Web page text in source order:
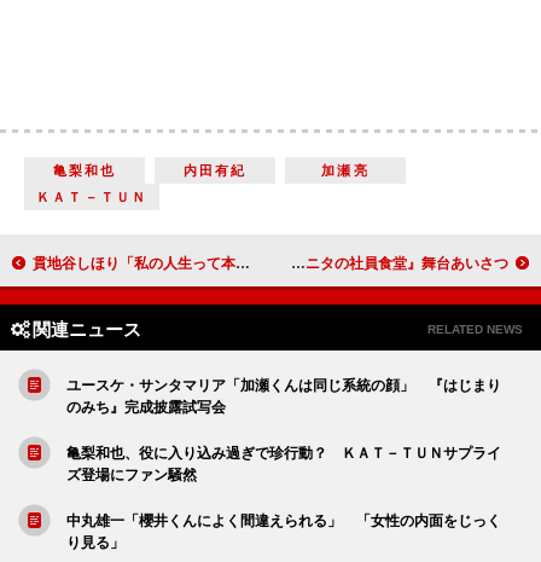
亀梨和也 内田有紀
加瀬亮
ＫＡＴ－ＴＵＮ
貫地谷しほり「私の人生って本当にハッピーだな」 初主演作公開初日に感極まり涙 優香「中身は肉食な感じの人がいい」 『体脂肪計タニタの社員食堂』舞台あいさつ
関連ニュース RELATED NEWS
ユースケ・サンタマリア「加瀬くんは同じ系統の顔」 『はじまり
のみち』完成披露試写会
亀梨和也、役に入り込み過ぎで珍行動？ ＫＡＴ－ＴＵＮサプライ
ズ登場にファン騒然
中丸雄一「櫻井くんによく間違えられる」 「女性の内面をじっく
り見る」